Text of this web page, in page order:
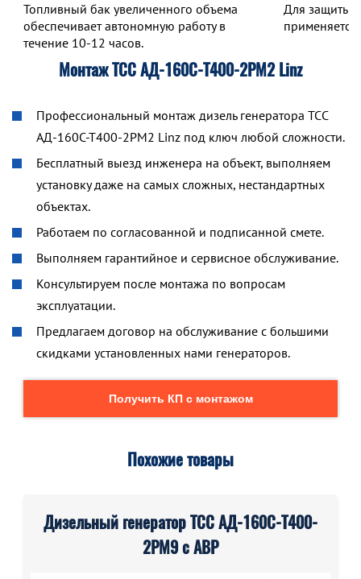
Топливный бак увеличенного объема
обеспечивает автономную работу в
течение 10-12 часов.
Для защиты
Монтаж ТСС АД-160С-Т400-2РМ2 Linz
Профессиональный монтаж дизель генератора ТСС
АД-160С-Т400-2РМ2 Linz под ключ любой сложности.
Бесплатный выезд инженера на объект, выполняем
установку даже на самых сложных, нестандартных
объектах.
Работаем по согласованной и подписанной смете.
Выполняем гарантийное и сервисное обслуживание.
Консультируем после монтажа по вопросам
эксплуатации.
Предлагаем договор на обслуживание с большими
скидками установленных нами генераторов.
Получить КП с монтажом
Похожие товары
Дизельный генератор ТСС АД-160С-Т400-
2РМ9 с АВР